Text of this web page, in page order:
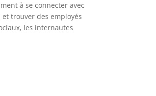
à se connecter avec
trouver des employés
les internautes